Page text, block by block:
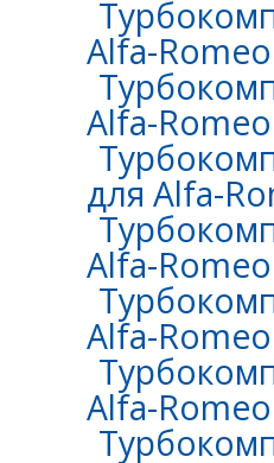
Alfa-
Alfa-
для Alfa-
Alfa-
Alfa-
Alfa-